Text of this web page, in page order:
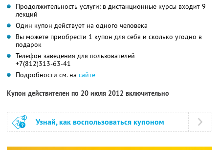
Продолжительность услуги: в дистанционные курсы входит 9
лекций
Один купон действует на одного человека
Вы можете приобрести 1 купон для себя и сколько угодно в
подарок
Телефон заведения для пользователей
+7(812)313-63-41
Подробности см. на сайте
Купон действителен по 20 июля 2012 включительно
Узнай, как воспользоваться купоном